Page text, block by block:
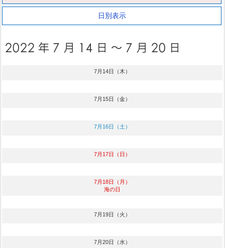
日別表示
7月14日（木）
7月15日（金）
7月16日（土）
7月17日（日）
7月18日（月）
海の日
7月19日（火）
7月20日（水）